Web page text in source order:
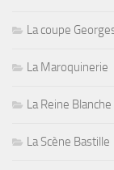
La coupe
La Maroquinerie
La Reine Blanche
La Scène Bastille